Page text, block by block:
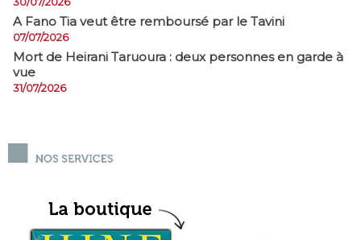
A Fano Tia veut être remboursé par le Tavini
07/07/2026
Mort de Heirani Taruoura : deux personnes en garde à
vue
31/07/2026